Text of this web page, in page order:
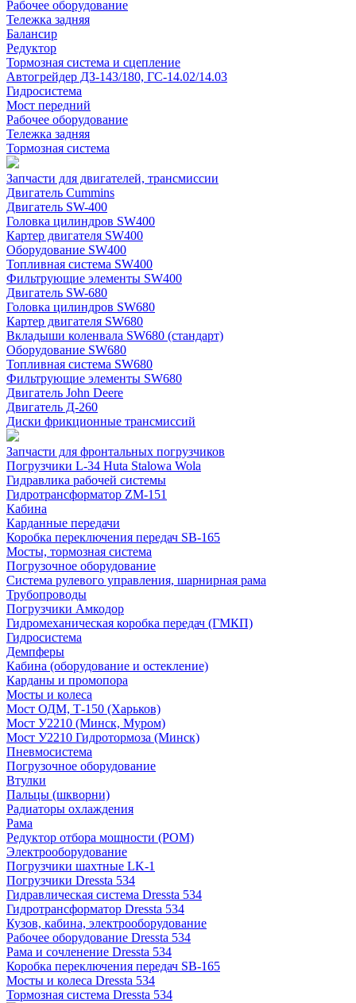
Рабочее оборудование
Тележка задняя
Балансир
Редуктор
Тормозная система и сцепление
Автогрейдер ДЗ-143/180, ГС-14.02/14.03
Гидросистема
Мост передний
Рабочее оборудование
Тележка задняя
Тормозная система
Запчасти для двигателей, трансмиссии
Двигатель Cummins
Двигатель SW-400
Головка цилиндров SW400
Картер двигателя SW400
Оборудование SW400
Топливная система SW400
Фильтрующие элементы SW400
Двигатель SW-680
Головка цилиндров SW680
Картер двигателя SW680
Вкладыши коленвала SW680 (стандарт)
Оборудование SW680
Топливная система SW680
Фильтрующие элементы SW680
Двигатель John Deere
Двигатель Д-260
Диски фрикционные трансмиссий
Запчасти для фронтальных погрузчиков
Погрузчики L-34 Huta Stalowa Wola
Гидравлика рабочей системы
Гидротрансформатор ZM-151
Кабина
Карданные передачи
Коробка переключения передач SB-165
Мосты, тормозная система
Погрузочное оборудование
Система рулевого управления, шарнирная рама
Трубопроводы
Погрузчики Амкодор
Гидромеханическая коробка передач (ГМКП)
Гидросистема
Демпферы
Кабина (оборудование и остекление)
Карданы и промопора
Мосты и колеса
Мост ОДМ, Т-150 (Харьков)
Мост У2210 (Минск, Муром)
Мост У2210 Гидротормоза (Минск)
Пневмосистема
Погрузочное оборудование
Втулки
Пальцы (шкворни)
Радиаторы охлаждения
Рама
Редуктор отбора мощности (РОМ)
Электрооборудование
Погрузчики шахтные LK-1
Погрузчики Dressta 534
Гидравлическая система Dressta 534
Гидротрансформатор Dressta 534
Кузов, кабина, электрооборудование
Рабочее оборудование Dressta 534
Рама и сочленение Dressta 534
Коробка переключения передач SB-165
Мосты и колеса Dressta 534
Тормозная система Dressta 534